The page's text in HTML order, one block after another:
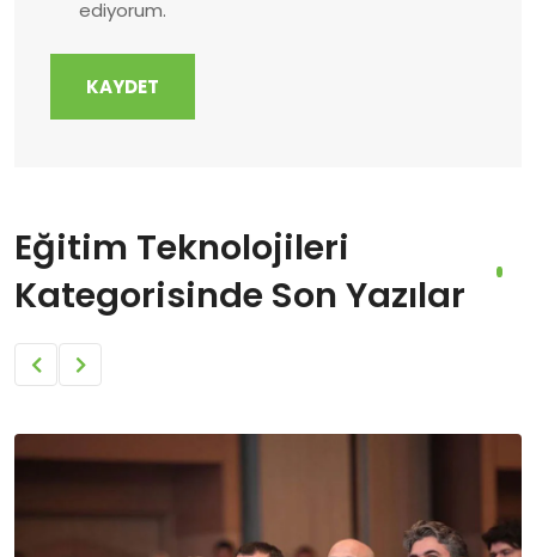
ediyorum.
KAYDET
Eğitim Teknolojileri
Kategorisinde Son Yazılar